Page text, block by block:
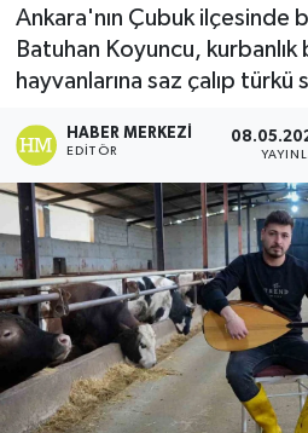
Ankara'nın Çubuk ilçesinde
Batuhan Koyuncu, kurbanlık
hayvanlarına saz çalıp türkü
HABER MERKEZI
EDITÖR
Kültür Sanat
Gordion
Son Dakika Haberleri